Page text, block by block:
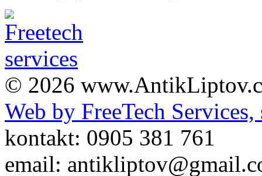
© 2026
Web by FreeTech
kontakt: 0905 381 761
email: